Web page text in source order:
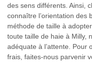
des sens différents. Ainsi,
connaître l’orientation des
méthode de taille à
toute taille de haie à Milly,
adéquate à l’attente. Pour
frais, faites-nous parvenir